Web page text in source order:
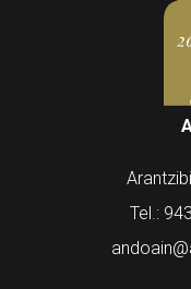
Tel.: